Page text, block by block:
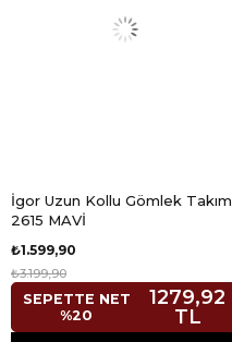
İgor Uzun Kollu Gömlek Takım
2615 MAVİ
₺1.599,90
₺3.199,90
SEPETTE NET
%20
1279,92
TL